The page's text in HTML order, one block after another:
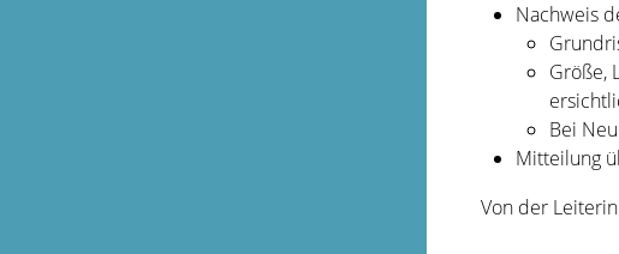
Nachweis
Größe,
Bei
Mitteilung
Von der